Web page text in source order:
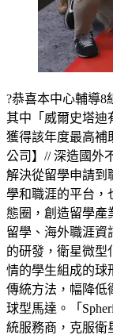
?恭喜本中心輔導8
其中「威爾史塔迪
獲得該年度最高補
公司】// 深造國外
解決從留學申請到
學和職涯的平台，
態圈，創造留學產
留學、海外職涯資
的研發，衛星微型
情的學生組成的球
傳統方法，幅降低
球型馬達。「
統服務商，克服衛